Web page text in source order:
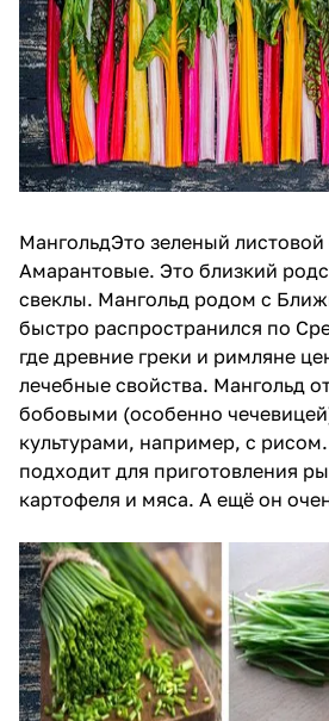
МангольдЭто зеленый
Амарантовые. Это близкий
свеклы. Мангольд родом с
быстро распространился по
где древние греки и римляне
лечебные свойства. Мангольд
бобовыми (особенно
культурами, например, с
подходит для приготовления
картофеля и мяса. А ещё он